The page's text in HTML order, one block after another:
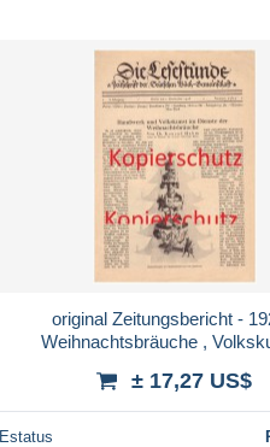
original Zeitungsbericht -
Weihnachtsbräuche ,
Weihnachte !!!
± 17,27 US$
Estatus